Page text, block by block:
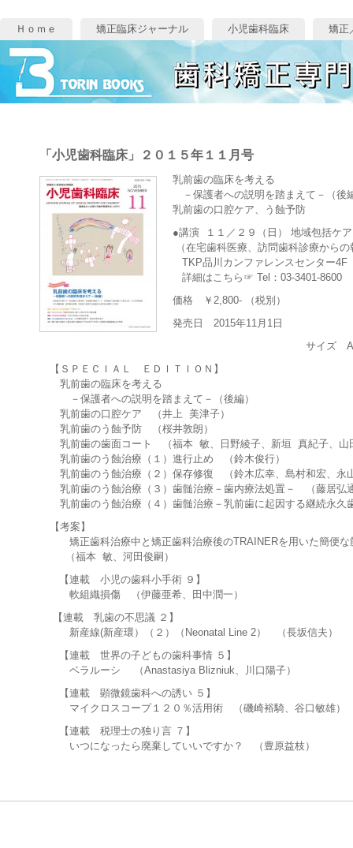
Ｈｏｍｅ 矯正臨床ジャーナル 小児歯科臨床 矯正
「小児歯科臨床」２０１５年１１月号
乳前歯の臨床を考える
－保護者への説明を踏まえて－（後
乳前歯の口腔ケア、う蝕予防
●講演 １１／２９（日） 地域包括ケ
（在宅歯科医療、訪問歯科診療から
TKP品川カンファレンスセンター4F
詳細はこちら☞ Tel：03-3401-8600
価格 ￥2,800- （税別）
発売日 2015年11月1日
サイズ A4変型版
【ＳＰＥＣＩＡＬ ＥＤＩＴＩＯＮ】
乳前歯の臨床を考える
－保護者への説明を踏まえて－（後編）
乳前歯の口腔ケア （井上 美津子）
乳前歯のう蝕予防 （桜井敦朗）
乳前歯の歯面コート （福本 敏、日野綾子、新垣 真紀子、山
乳前歯のう蝕治療（１）進行止め （鈴木俊行）
乳前歯のう蝕治療（２）保存修復 （鈴木広幸、島村和宏、永
乳前歯のう蝕治療（３）歯髄治療－歯内療法処置－ （藤居弘
乳前歯のう蝕治療（４）歯髄治療－乳前歯に起因する継続永
【考案】
矯正歯科治療中と矯正歯科治療後のTRAINERを用いた簡便な
（福本 敏、河田俊嗣）
【連載 小児の歯科小手術 ９】
軟組織損傷 （伊藤亜希、田中潤一）
【連載 乳歯の不思議 ２】
新産線(新産環）（２）（Neonatal Line 2） （長坂信夫）
【連載 世界の子どもの歯科事情 ５】
ベラルーシ （Anastasiya Blizniuk、川口陽子）
【連載 顕微鏡歯科への誘い ５】
マイクロスコープ１２０％活用術 （磯崎裕騎、谷口敏雄）
【連載 税理士の独り言 ７】
いつになったら廃棄していいですか？ （豊原益枝）